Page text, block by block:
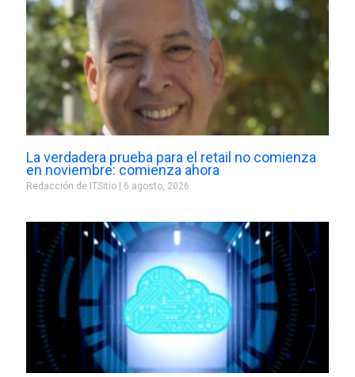
La verdadera prueba para el retail no comienza
en noviembre: comienza ahora
Redacción de ITSitio 6 agosto, 2026